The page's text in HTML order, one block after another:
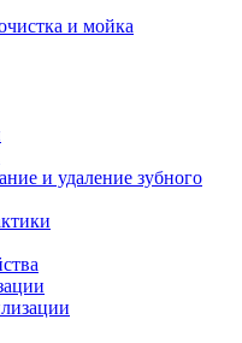
и мойка
и удаление зубного